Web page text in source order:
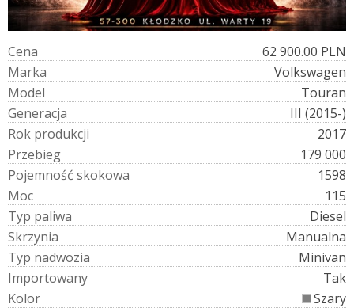
Cena
62 900.00 PLN
Marka
Volkswagen
Model
Touran
Generacja
III (2015-)
Rok produkcji
2017
Przebieg
179 000
Pojemność skokowa
1598
Moc
115
Typ paliwa
Diesel
Skrzynia
Manualna
Typ nadwozia
Minivan
Importowany
Tak
Kolor
Szary